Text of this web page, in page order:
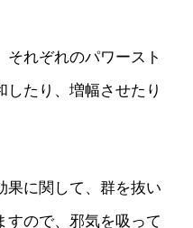
それぞれのパワースト
したり、増幅させたり
果に関して、群を抜い
すので、邪気を吸って